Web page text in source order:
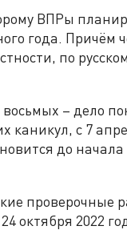
ВПРы
года. Причём
по
– дело
каникул, с 7
до
проверочные
октября 2022